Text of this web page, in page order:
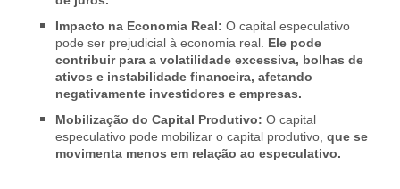
Impacto na Economia Real: O capital especulativo
pode ser prejudicial à economia real. Ele pode
contribuir para a volatilidade excessiva, bolhas de
ativos e instabilidade financeira, afetando
negativamente investidores e empresas.
Mobilização do Capital Produtivo: O capital
especulativo pode mobilizar o capital produtivo,que se
movimenta menos em relação ao especulativo.